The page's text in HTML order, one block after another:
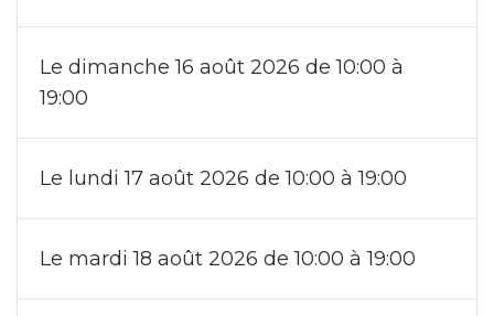
Le dimanche 16 août 2026 de 10:00 à
19:00
Le lundi 17 août 2026 de 10:00 à 19:00
Le mardi 18 août 2026 de 10:00 à 19:00